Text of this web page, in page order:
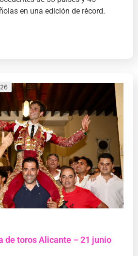
en una edición de récord.
de toros Alicante – 21 junio